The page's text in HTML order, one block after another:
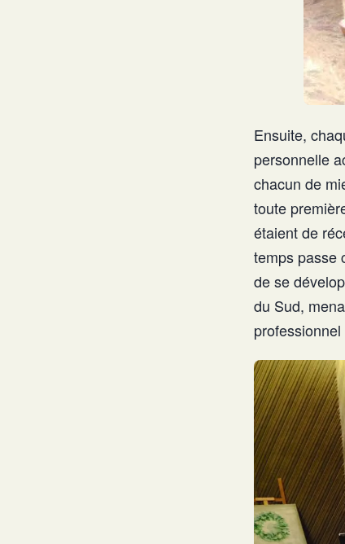
Ensuite,
personnelle
chacun de
toute
étaient de
temps passe
de se
du Sud,